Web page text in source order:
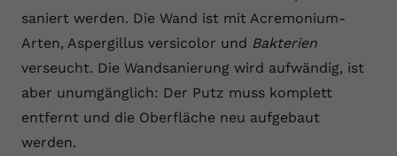
saniert werden. Die Wand ist mit Acremonium-
Arten, Aspergillus versicolor und Bakterien
verseucht. Die Wandsanierung wird aufwändig, ist
aber unumgänglich: Der Putz muss komplett
entfernt und die Oberfläche neu aufgebaut
werden.